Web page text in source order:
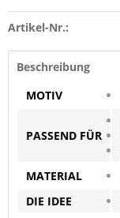
Artikel-Nr.:
Beschreibung
MOTIV
PASSEND FÜR
MATERIAL
DIE IDEE